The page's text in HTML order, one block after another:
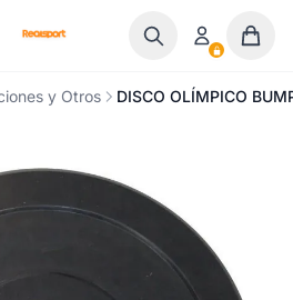
y Otros DISCO OLÍMPICO